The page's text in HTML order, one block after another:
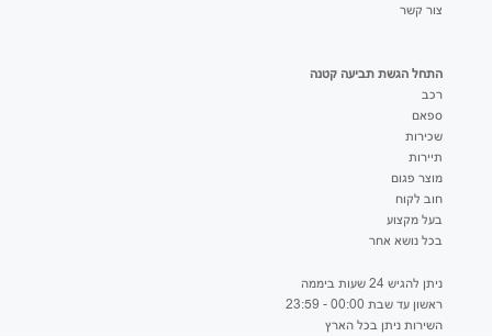
צור קשר
התחל הגשת תביעה קטנה
רכב
ספאם
שכירות
תיירות
מוצר פגום
חוב לקוח
בעל מקצוע
בכל נושא אחר
ניתן להגיש 24 שעות ביממה
ראשון עד שבת 00:00 - 23:59
השירות ניתן בכל הארץ